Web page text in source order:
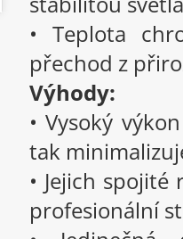
• Teplota
přechod z
Výhody:
• Vysoký
tak
• Jejich
profesionální